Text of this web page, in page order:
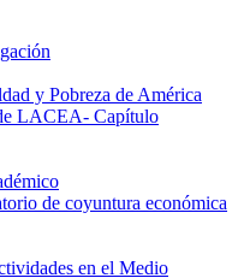
y Pobreza de América
LACEA- Capítulo
de coyuntura económica
en el Medio